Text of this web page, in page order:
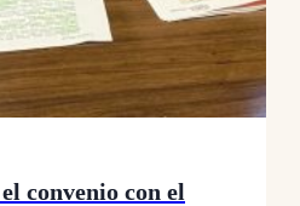
convenio con el